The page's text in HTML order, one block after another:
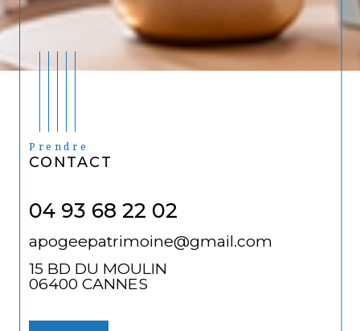
Prendre
CONTACT
04 93 68 22 02
apogeepatrimoine@gmail.com
15 BD DU MOULIN
06400 CANNES